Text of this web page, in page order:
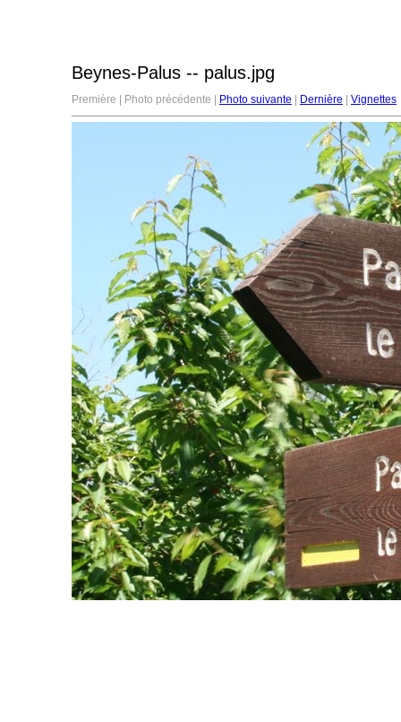
Beynes-Palus -- palus.jpg
Première | Photo précédente | Photo suivante Dernière Vignettes